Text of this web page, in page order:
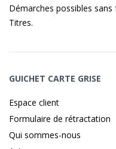
Démarches possibles
Titres.
GUICHET CARTE GRISE
Espace client
Formulaire de rétractation
Qui sommes-nous